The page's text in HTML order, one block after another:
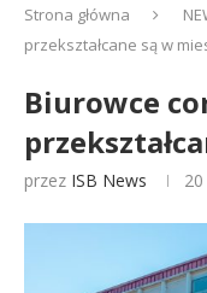
Strona główna
przekształcane są w
Biurowce
przez ISB News